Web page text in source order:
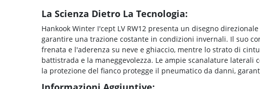
La Scienza Dietro La Tecnologia:
Hankook Winter I'cept LV RW12 presenta un disegno
garantire una trazione costante in condizioni invernali. Il suo
frenata e l'aderenza su neve e ghiaccio, mentre lo strato di
battistrada e la maneggevolezza. Le ampie scanalature
la protezione del fianco protegge il pneumatico da danni,